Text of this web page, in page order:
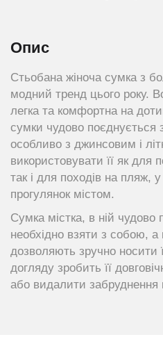
Опис
Стьобана жіноча сумка з
модний тренд цього року.
легка та комфортна на
сумки чудово поєднується
особливо з джинсовим і
використовувати її як для
так і для походів на пляж,
прогулянок містом.
Сумка містка, в ній чудово
необхідно взяти з собою, а
дозволяють зручно носити
догляду зробить її
або видалити забруднення